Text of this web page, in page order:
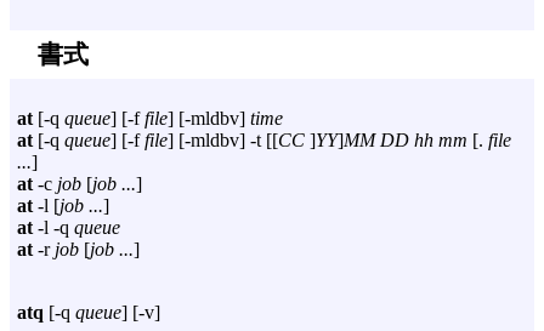
書式
at [-q queue] [-f file] [-mldbv] time
at [-q queue] [-f file] [-mldbv] -t [[CC ]YY]MM DD hh mm [. file
...]
at -c job [job ...]
at -l [job ...]
at -l -q queue
at -r job [job ...]
atq [-q queue] [-v]